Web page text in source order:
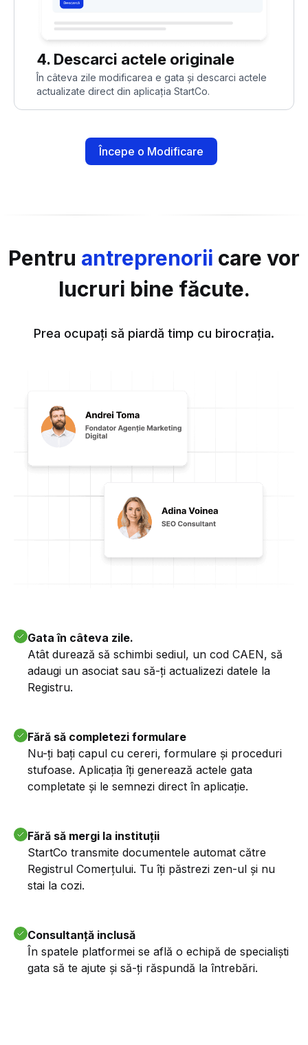
4. Descarci actele originale
În câteva zile modificarea e gata și descarci actele
actualizate direct din aplicația StartCo.
Începe o Modificare
Pentru antreprenorii care vor
lucruri bine făcute.
Prea ocupați să piardă timp cu birocrația.
Gata în câteva zile.
Atât durează să schimbi sediul, un cod CAEN, să
adaugi un asociat sau să-ți actualizezi datele la
Registru.
Fără să completezi formulare
Nu-ți bați capul cu cereri, formulare și proceduri
stufoase. Aplicația îți generează actele gata
completate și le semnezi direct în aplicație.
Fără să mergi la instituții
StartCo transmite documentele automat către
Registrul Comerțului. Tu îți păstrezi zen-ul și nu
stai la cozi.
Consultanță inclusă
În spatele platformei se află o echipă de specialiști
gata să te ajute și să-ți răspundă la întrebări.